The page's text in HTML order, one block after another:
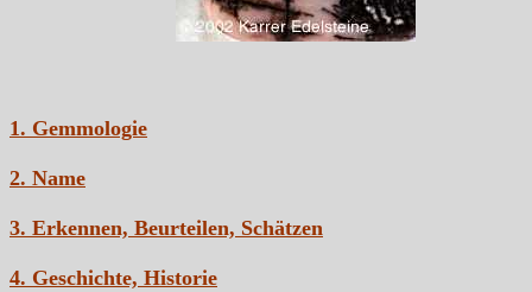
1. Gemmologie
2. Name
3. Erkennen, Beurteilen, Schätzen
4. Geschichte, Historie